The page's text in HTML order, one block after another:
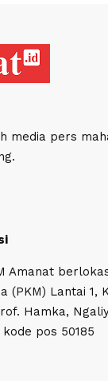
media pers
Amanat
(PKM) Lantai 1,
Hamka,
pos 50185